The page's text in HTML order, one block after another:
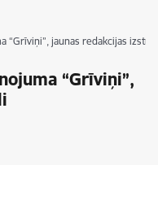
“Grīviņi”, jaunas redakcijas
“Grīviņi”,